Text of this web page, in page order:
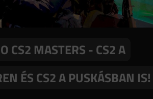
CS2 MASTERS - CS2 A
ÉS CS2 A PUSKÁSBAN IS!